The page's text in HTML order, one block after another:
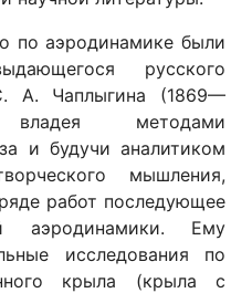
по аэродинамике были
русского
А. Чаплыгина (1869—
методами
и будучи аналитиком
мышления,
работ последующее
аэродинамики. Ему
исследования по
крыла (крыла с